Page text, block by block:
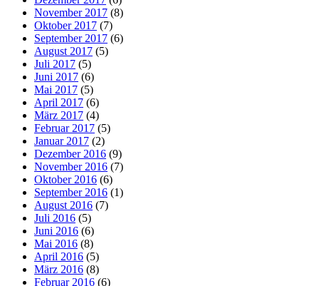
November 2017 (8)
Oktober 2017 (7)
September 2017 (6)
August 2017 (5)
Juli 2017 (5)
Juni 2017 (6)
Mai 2017 (5)
April 2017 (6)
März 2017 (4)
Februar 2017 (5)
Januar 2017 (2)
Dezember 2016 (9)
November 2016 (7)
Oktober 2016 (6)
September 2016 (1)
August 2016 (7)
Juli 2016 (5)
Juni 2016 (6)
Mai 2016 (8)
April 2016 (5)
März 2016 (8)
Februar 2016 (6)